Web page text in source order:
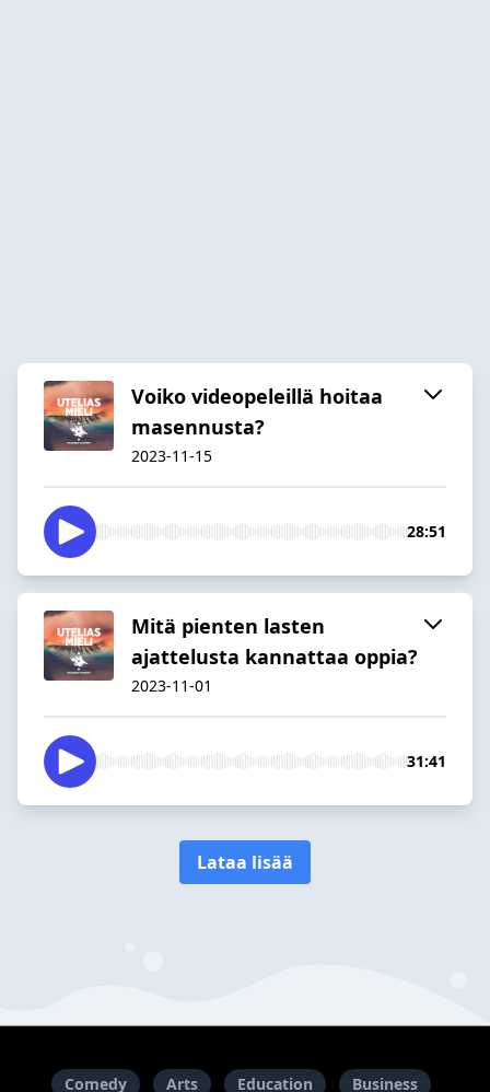
Voiko videopeleillä hoitaa
masennusta?
2023-11-15
28:51
Mitä pienten lasten
ajattelusta kannattaa oppia?
2023-11-01
31:41
Lataa lisää
Comedy Arts Education Business